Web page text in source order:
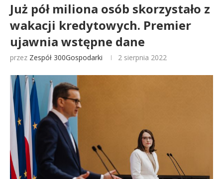
Już pół miliona osób skorzystało z
wakacji kredytowych. Premier
ujawnia wstępne dane
przez Zespół 300Gospodarki 2 sierpnia 2022